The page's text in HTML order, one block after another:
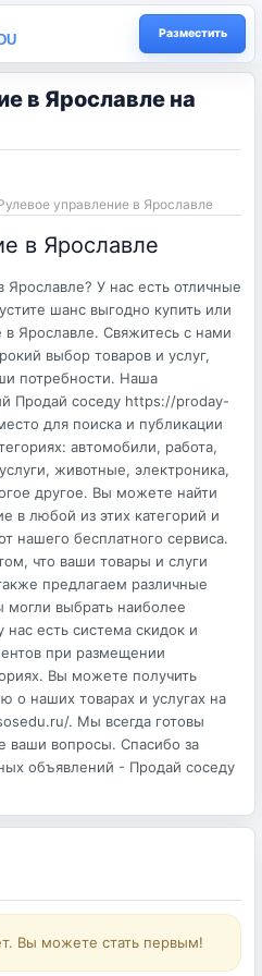
Разместить
в Ярославле на
управление в Ярославле
в Ярославле
У нас есть отличные
шанс выгодно купить или
в Ярославле. Свяжитесь с нами
выбор товаров и услуг,
потребности. Наша
Продай соседу https://proday-
для поиска и публикации
автомобили, работа,
животные, электроника,
другое. Вы можете найти
в любой из этих категорий и
нашего бесплатного сервиса.
что ваши товары и слуги
предлагаем различные
могли выбрать наиболее
есть система скидок и
при размещении
Вы можете получить
о наших товарах и услугах на
. Мы всегда готовы
ваши вопросы. Спасибо за
объявлений - Продай соседу
Вы можете стать первым!